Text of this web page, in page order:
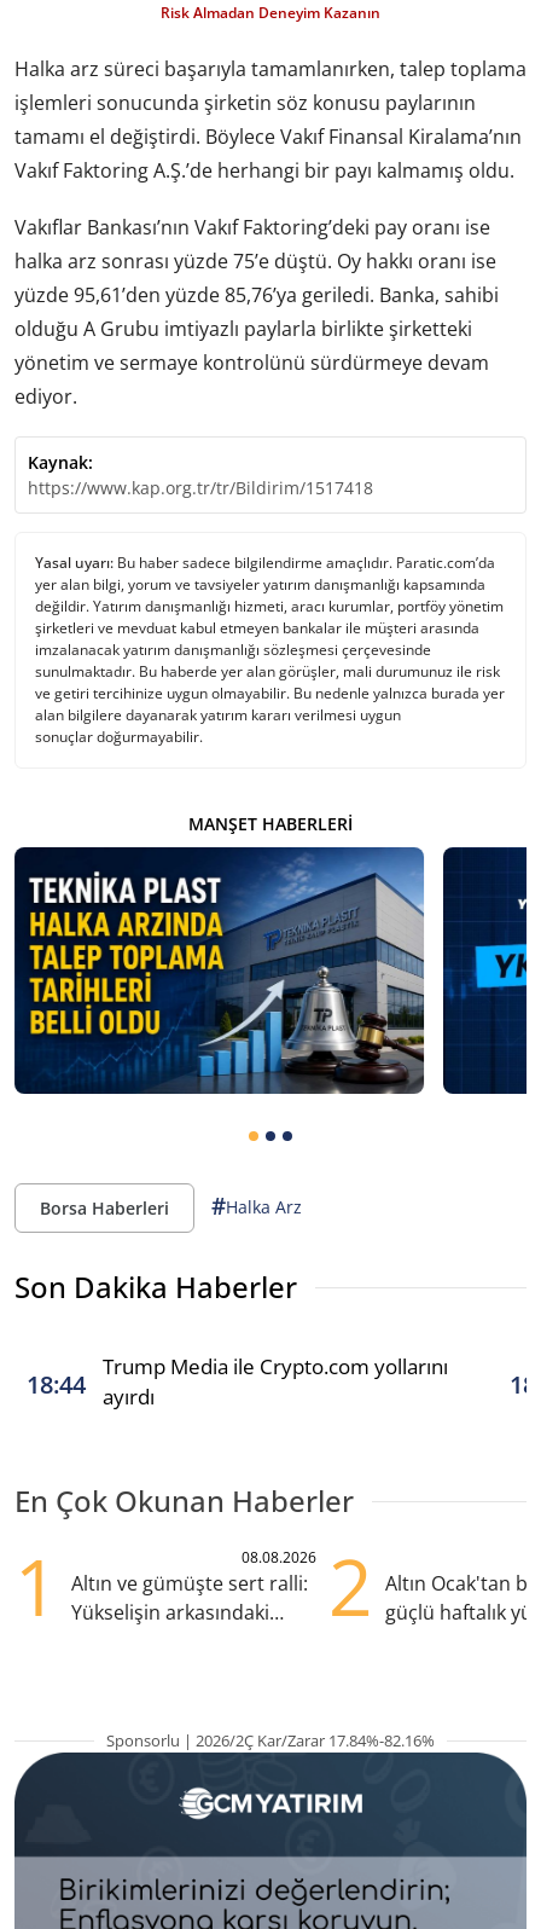
Risk Almadan Deneyim Kazanın
Halka arz süreci başarıyla tamamlanırken, talep toplama
işlemleri sonucunda şirketin söz konusu paylarının
tamamı el değiştirdi. Böylece Vakıf Finansal Kiralama’nın
Vakıf Faktoring A.Ş.’de herhangi bir payı kalmamış oldu.
Vakıflar Bankası’nın Vakıf Faktoring’deki pay oranı ise
halka arz sonrası yüzde 75’e düştü. Oy hakkı oranı ise
yüzde 95,61’den yüzde 85,76’ya geriledi. Banka, sahibi
olduğu A Grubu imtiyazlı paylarla birlikte şirketteki
yönetim ve sermaye kontrolünü sürdürmeye devam
ediyor.
Kaynak:
https://www.kap.org.tr/tr/Bildirim/1517418
Yasal uyarı: Bu haber sadece bilgilendirme amaçlıdır. Paratic.com’da
yer alan bilgi, yorum ve tavsiyeler yatırım danışmanlığı kapsamında
değildir. Yatırım danışmanlığı hizmeti, aracı kurumlar, portföy yönetim
şirketleri ve mevduat kabul etmeyen bankalar ile müşteri arasında
imzalanacak yatırım danışmanlığı sözleşmesi çerçevesinde
sunulmaktadır. Bu haberde yer alan görüşler, mali durumunuz ile risk
ve getiri tercihinize uygun olmayabilir. Bu nedenle yalnızca burada yer
alan bilgilere dayanarak yatırım kararı verilmesi uygun
sonuçlar doğurmayabilir.
MANŞET HABERLERI
Borsa Haberleri #Halka Arz
Son Dakika Haberler
18:44
Trump Media ile Crypto.com yollarını
ayırdı
En Çok Okunan Haberler
1 08.08.2026
Altın ve gümüşte sert ralli:
Yükselişin arkasındaki
2
Altın Ocak'tan
güçlü haftalık
Sponsorlu | 2026/2Ç Kar/Zarar 17.84%-82.16%